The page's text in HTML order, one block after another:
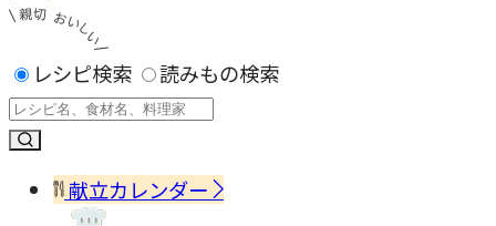
レシピ検索 読みもの検索
献立カレンダー